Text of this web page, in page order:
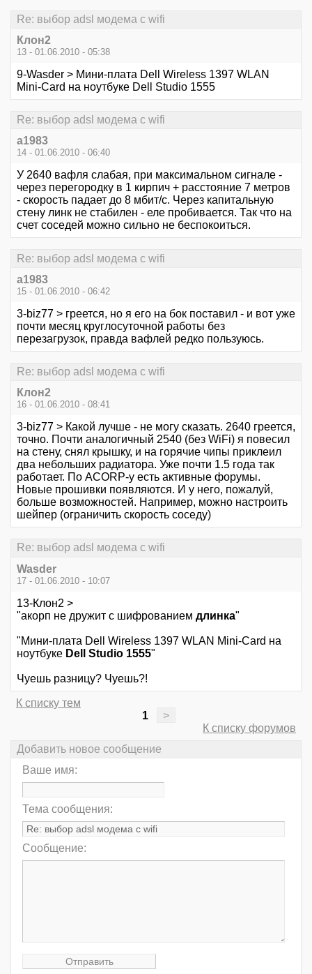
Re: выбор adsl модема с wifi
Клон2
13 - 01.06.2010 - 05:38
9-Wasder > Мини-плата Dell Wireless 1397 WLAN
Mini-Card на ноутбуке Dell Studio 1555
Re: выбор adsl модема с wifi
a1983
14 - 01.06.2010 - 06:40
У 2640 вафля слабая, при максимальном сигнале -
через перегородку в 1 кирпич + расстояние 7 метров
- скорость падает до 8 мбит/с. Через капитальную
стену линк не стабилен - еле пробивается. Так что на
счет соседей можно сильно не беспокоиться.
Re: выбор adsl модема с wifi
a1983
15 - 01.06.2010 - 06:42
3-biz77 > греется, но я его на бок поставил - и вот уже
почти месяц круглосуточной работы без
перезагрузок, правда вафлей редко пользуюсь.
Re: выбор adsl модема с wifi
Клон2
16 - 01.06.2010 - 08:41
3-biz77 > Какой лучше - не могу сказать. 2640 греется,
точно. Почти аналогичный 2540 (без WiFi) я повесил
на стену, снял крышку, и на горячие чипы приклеил
два небольших радиатора. Уже почти 1.5 года так
работает. По ACORP-у есть активные форумы.
Новые прошивки появляются. И у него, пожалуй,
больше возможностей. Например, можно настроить
шейпер (ограничить скорость соседу)
Re: выбор adsl модема с wifi
Wasder
17 - 01.06.2010 - 10:07
13-Клон2 >
"акорп не дружит с шифрованием длинка"
"Мини-плата Dell Wireless 1397 WLAN Mini-Card на
ноутбуке Dell Studio 1555"
Чуешь разницу? Чуешь?!
К списку тем
1
>
К списку форумов
Добавить новое сообщение
Ваше имя:
Тема сообщения:
Сообщение: